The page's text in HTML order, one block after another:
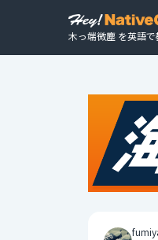
木っ端微塵 を英語で